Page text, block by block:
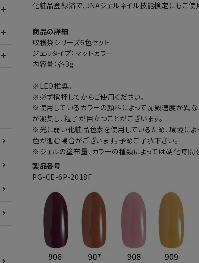
化粧品登録済で、JNAジェルネイル技能検定にもご使
商品の詳細
収穫祭シリーズ6色セット
ジェルタイプ：マットカラー
内容量：各3g
※LED推奨。
※必ず撹拌してからご使用ください。
※使用しているカラーの顔料によって沈殿速度が異な
が凝集し、粒子が目立つことがございます。
※光に弱い化粧品色素を使用しているため、環境によ
色が進む場合がございます。予めご了承下さい。
※ジェルの塗布量、カラーの種類によっては硬化時間
製品番号
PG-CE-6P-2018F